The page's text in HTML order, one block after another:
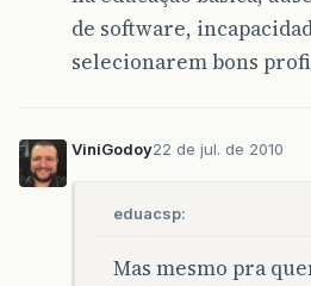
de software,
selecionarem bons
ViniGodoy22 de jul. de 2010
eduacsp:
Mas mesmo pra